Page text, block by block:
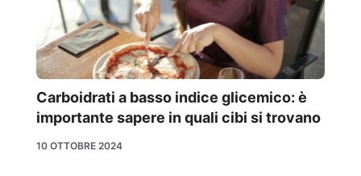
Carboidrati a basso indice glicemico: è
importante sapere in quali cibi si trovano
10 OTTOBRE 2024